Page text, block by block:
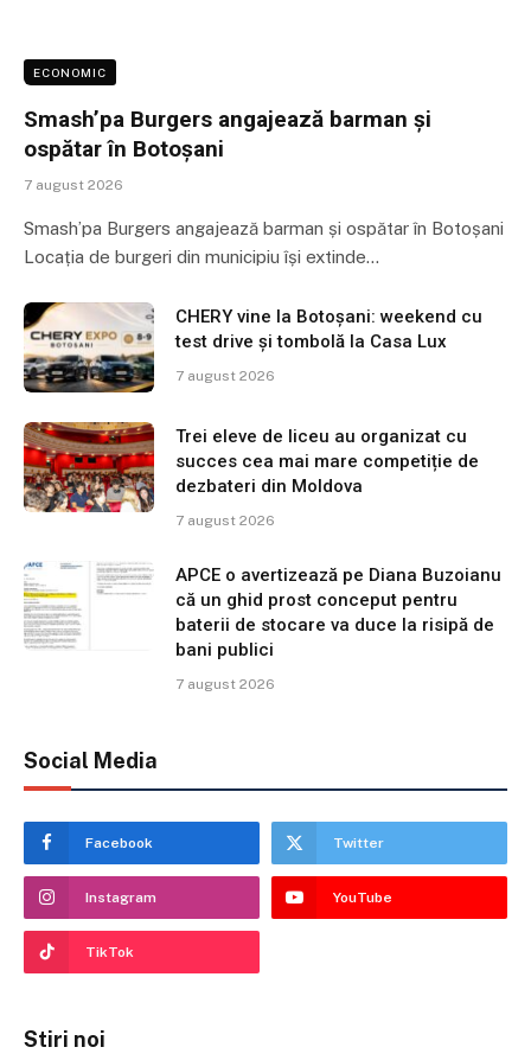
ECONOMIC
Smash’pa Burgers angajează barman și
ospătar în Botoșani
7 august 2026
Smash’pa Burgers angajează barman și ospătar în Botoșani
Locația de burgeri din municipiu își extinde…
CHERY vine la Botoșani: weekend cu
test drive și tombolă la Casa Lux
7 august 2026
Trei eleve de liceu au organizat cu
succes cea mai mare competiție de
dezbateri din Moldova
7 august 2026
APCE o avertizează pe Diana Buzoianu
că un ghid prost conceput pentru
baterii de stocare va duce la risipă de
bani publici
7 august 2026
Social Media
Facebook Twitter
Instagram YouTube
TikTok
Stiri noi